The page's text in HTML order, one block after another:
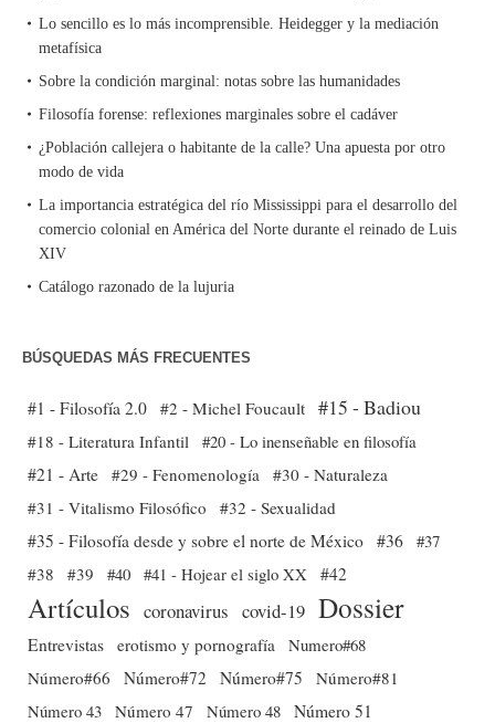
Lo sencillo es lo más incomprensible. Heidegger y la mediación
metafísica
Sobre la condición marginal: notas sobre las humanidades
Filosofía forense: reflexiones marginales sobre el cadáver
¿Población callejera o habitante de la calle? Una apuesta por otro
modo de vida
La importancia estratégica del río Mississippi para el desarrollo del
comercio colonial en América del Norte durante el reinado de Luis
XIV
Catálogo razonado de la lujuria
BÚSQUEDAS MÁS FRECUENTES
#1 - Filosofía 2.0 #2 - Michel Foucault #15 - Badiou
#18 - Literatura Infantil #20 - Lo inenseñable en filosofía
#21 - Arte #29 - Fenomenología
#30 - Naturaleza
#31 - Vitalismo Filosófico
#32 - Sexualidad
#35 - Filosofía desde y sobre el norte de México #36 #37
#38
#39 #40 #41 - Hojear el siglo XX #42
Artículos coronavirus covid-19 Dossier
Entrevistas erotismo y pornografía
Numero#68
Número#66
Número#72 Número#75
Número#81
Número 43 Número 47 Número 48 Número 51